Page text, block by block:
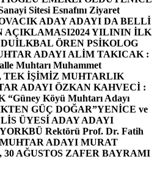
Sitesi Esnafını Ziyaret
ADAY ADAYI DA BELLİ
AÇIKLAMASI2024 YILININ İLK
İLKBAL ÖREN PSİKOLOG
ADAYI ALİM TAKICAK :
Muhtarı Muhammet
TEK İŞİMİZ MUHTARLIK
ADAYI ÖZKAN KAHVECİ :
“Güney Köyü Muhtarı Adayı
GÜÇ DOĞAR”YENİCE ve
ÜYESİ ADAY ADAYI
KBÜ Rektörü Prof. Dr. Fatih
ADAYI MURAT
30 AĞUSTOS ZAFER BAYRAMI